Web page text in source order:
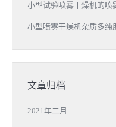
小型试验喷雾干燥机的喷
小型喷雾干燥机杂质多纯
文章归档
2021年二月